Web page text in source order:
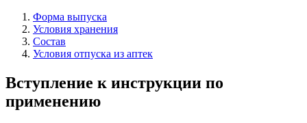
Форма выпуска
Условия хранения
Состав
Условия отпуска из аптек
Вступление к инструкции по
применению